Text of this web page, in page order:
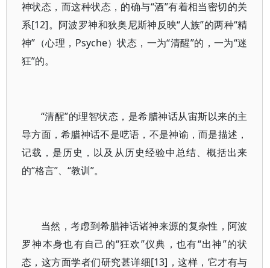
神状态，而这种状态，的确与“酒”有着相当密切的关
系[12]。阿波罗神和狄奥尼斯神反映“人族”的两种“精
神”（心理，Psyche）状态，一为“清醒”的，一为“迷
狂”的。
“清醒”的理智状态，是希腊神话从宙斯以来的主
导方面，希腊神话不是呓语，不是神谕，而是描述，
记载，是历史，以及从历史经验中总结、概括出来
的“格言”、“教训”。
当然，考虑到希腊神话诸神来源的复杂性，阿波
罗神本身也有自己的“狂欢”仪典，也有“出神”的状
态，这方面学者们研究甚详细[13]，这样，它才有与